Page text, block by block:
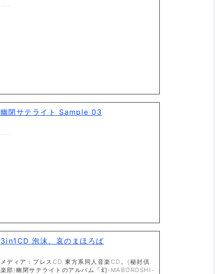
…..
幽閉サテライト Sample 03
…..
3in1CD 泡沫、哀のまほろば
メディア：プレスCD 東方系同人音楽CD。(秘封倶
楽部)幽閉サテライトのアルバム「幻-MABOROSHI-